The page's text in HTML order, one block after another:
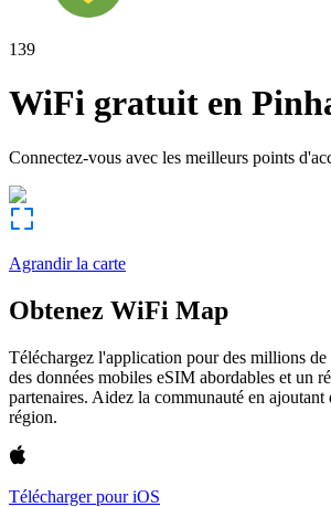
139
WiFi gratuit en
Connectez-vous avec les meilleurs points
Agrandir la carte
Obtenez WiFi Map
Téléchargez l'application pour des millions
des données mobiles eSIM abordables et un
partenaires. Aidez la communauté en ajoutant
région.
Télécharger pour iOS